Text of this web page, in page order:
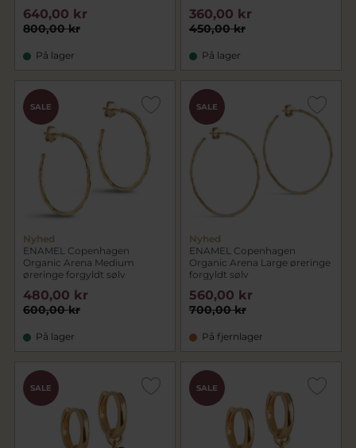
800,00 kr
640,00 kr
På lager
450,00 kr
360,00 kr
På lager
SALE
Nyhed
ENAMEL Copenhagen
Organic Arena Medium
øreringe forgyldt sølv
600,00 kr
480,00 kr
På lager
SALE
Nyhed
ENAMEL Copenhagen
Organic Arena Large øreringe
forgyldt sølv
700,00 kr
560,00 kr
På fjernlager
SALE SALE